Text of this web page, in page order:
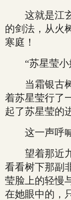
这就是江玄
的剑法，从火
寒庭！
“苏星莹小
当霜银古树
着苏星莹行了
起了苏星莹的
这一声呼喊
望着那近九
看看树下那副
莹脸上的轻慢
在她眼中的，